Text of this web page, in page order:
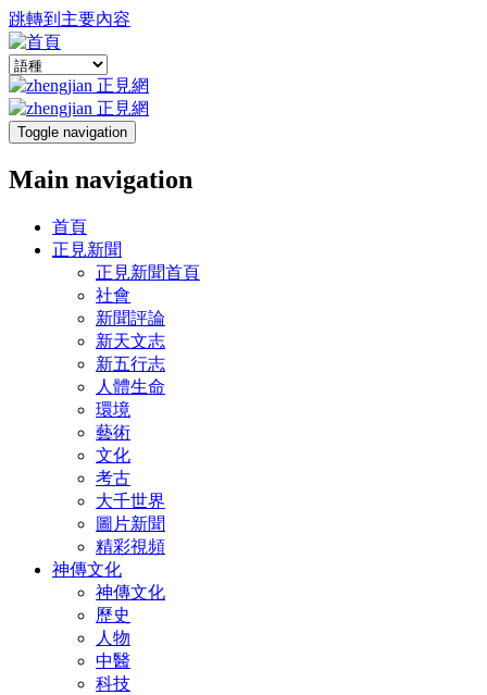
跳轉到主要內容
Toggle navigation
Main navigation
首頁
正見新聞
正見新聞首頁
社會
新聞評論
新天文志
新五行志
人體生命
環境
藝術
文化
考古
大千世界
圖片新聞
精彩視頻
神傳文化
神傳文化
歷史
人物
中醫
科技